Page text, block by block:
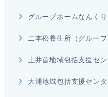
グループホームなんくり
二本松養生所（グループ
土井首地域包括支援セ
大浦地域包括支援セン